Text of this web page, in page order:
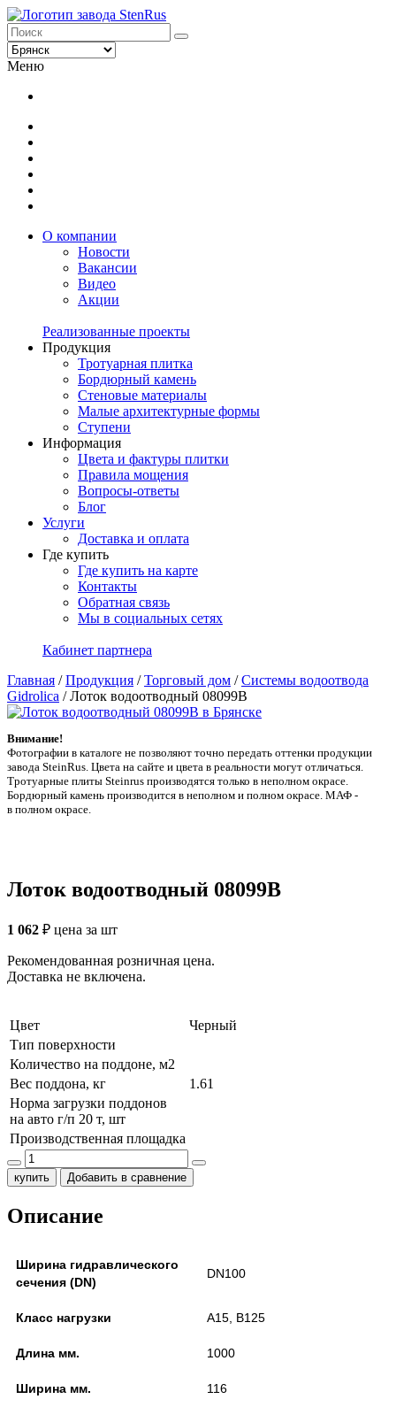
Меню
О компании
Новости
Вакансии
Видео
Акции
Реализованные проекты
Продукция
Тротуарная плитка
Бордюрный камень
Стеновые материалы
Малые архитектурные формы
Ступени
Информация
Цвета и фактуры плитки
Правила мощения
Вопросы-ответы
Блог
Услуги
Доставка и оплата
Где купить
Где купить на карте
Контакты
Обратная связь
Мы в социальных сетях
Кабинет партнера
Главная /Продукция /Торговый дом /Системы водоотвода
Gidrolica /Лоток водоотводный 08099B
Внимание!
Фотографии в каталоге не позволяют точно передать оттенки продукции
заводa SteinRus. Цвета на сайте и цвета в реальности могут отличаться.
Тротуарные плиты Steinrus производятся только в неполном окрасе.
Бордюрный камень производится в неполном и полном окрасе. МАФ -
в полном окрасе.
Лоток водоотводный 08099B
1 062 ₽ цена за шт
Рекомендованная розничная цена.
Доставка не включена.
Цвет
Черный
Тип поверхности
Количество на поддоне, м2
Вес поддона, кг
1.61
Норма загрузки поддонов
на авто г/п 20 т, шт
Производственная площадка
купить Добавить в сравнение
Описание
Ширина гидравлического
сечения (DN)
DN100
Класс нагрузки A15, B125
Длина мм. 1000
Ширина мм. 116